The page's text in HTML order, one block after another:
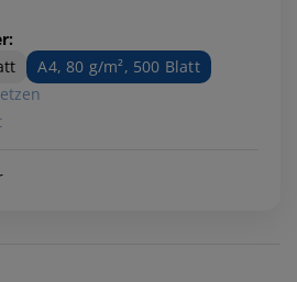
A4, 80 g/m², 500 Blatt